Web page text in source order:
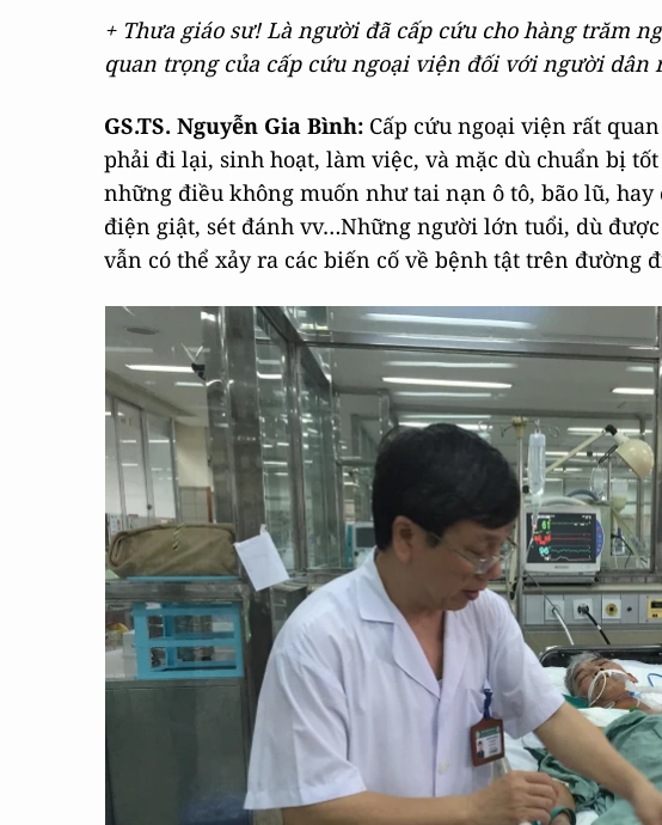
+ Thưa giáo sư! Là người đã cấp cứu cho hàng trăm
quan trọng của cấp cứu ngoại viện đối với người dân
GS.TS. Nguyễn Gia Bình: Cấp cứu ngoại viện rất
phải đi lại, sinh hoạt, làm việc, và mặc dù chuẩn bị
những điều không muốn như tai nạn ô tô, bão lũ,
điện giật, sét đánh vv…Những người lớn tuổi, dù
vẫn có thể xảy ra các biến cố về bệnh tật trên đường